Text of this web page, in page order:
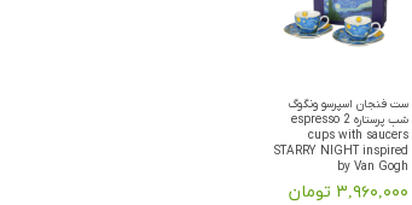
ست فنجان اسپرسو ونگوگ
شب پرستاره 2 espresso
cups with saucers
STARRY NIGHT inspired
by Van Gogh
۳,۹۶۰,۰۰۰ تومان